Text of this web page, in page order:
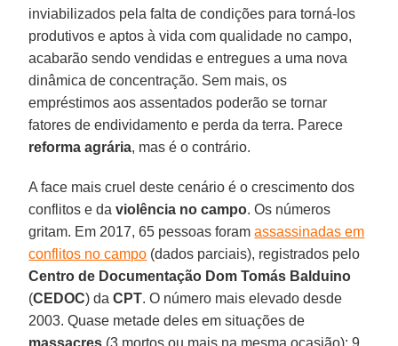
inviabilizados pela falta de condições para torná-los
produtivos e aptos à vida com qualidade no campo,
acabarão sendo vendidas e entregues a uma nova
dinâmica de concentração. Sem mais, os
empréstimos aos assentados poderão se tornar
fatores de endividamento e perda da terra. Parece
reforma agrária, mas é o contrário.
A face mais cruel deste cenário é o crescimento dos
conflitos e daviolência no campo. Os números
gritam. Em 2017, 65 pessoas foramassassinadas em
conflitos no campo (dados parciais), registrados pelo
Centro de Documentação Dom Tomás Balduino
(CEDOC) daCPT. O número mais elevado desde
2003. Quase metade deles em situações de
massacres (3 mortos ou mais na mesma ocasião): 9